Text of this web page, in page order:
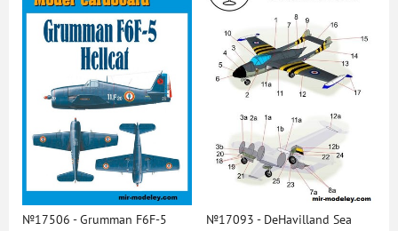
№17506 - Grumman F6F-5
№17093 - DeHavilland Sea